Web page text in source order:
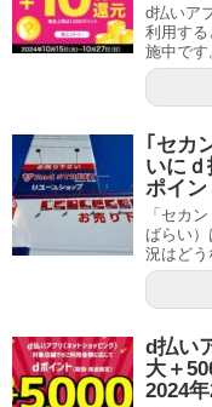
d払いア
利用す
施中で
｢セカ
いに
ポイン
「セカ
ばらい
況はど
d払い
大＋
2024年